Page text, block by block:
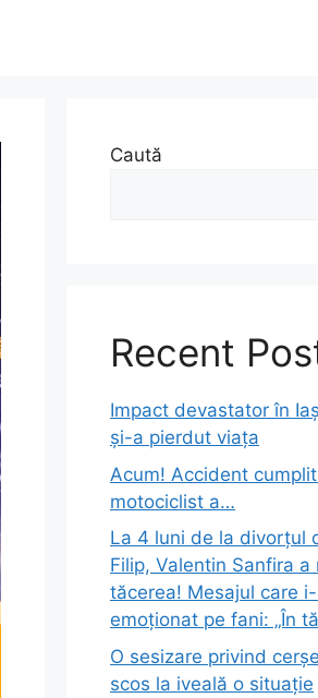
Caută
Recent
Impact devastator în
și-a pierdut viața
Acum! Accident
motociclist a…
La 4 luni de la divorțul
Filip, Valentin Sanfira a
tăcerea! Mesajul care
emoționat pe fani: „În
O sesizare privind
scos la iveală o situație